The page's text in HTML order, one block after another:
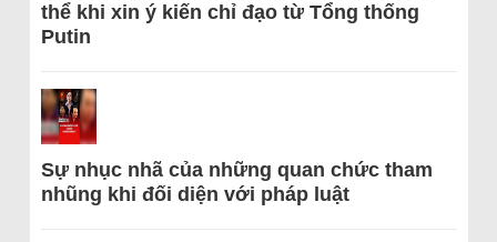
thể khi xin ý kiến chỉ đạo từ Tổng thống
Putin
Sự nhục nhã của những quan chức tham
nhũng khi đối diện với pháp luật